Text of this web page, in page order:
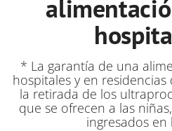
* La garantía de una
hospitales y en
la retirada de los
que se ofrecen a las
ingresados en